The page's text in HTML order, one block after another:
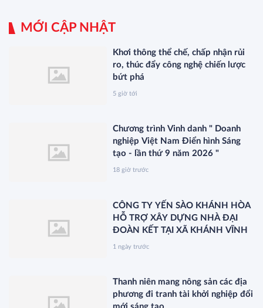
MỚI CẬP NHẬT
Khơi thông thể chế, chấp nhận rủi
ro, thúc đẩy công nghệ chiến lược
bứt phá
5 giờ tới
Chương trình Vinh danh " Doanh
nghiệp Việt Nam Điển hình Sáng
tạo - lần thứ 9 năm 2026 "
18 giờ trước
CÔNG TY YẾN SÀO KHÁNH HÒA
HỖ TRỢ XÂY DỰNG NHÀ ĐẠI
ĐOÀN KẾT TẠI XÃ KHÁNH VĨNH
1 ngày trước
Thanh niên mang nông sản các địa
phương đi tranh tài khởi nghiệp đổi